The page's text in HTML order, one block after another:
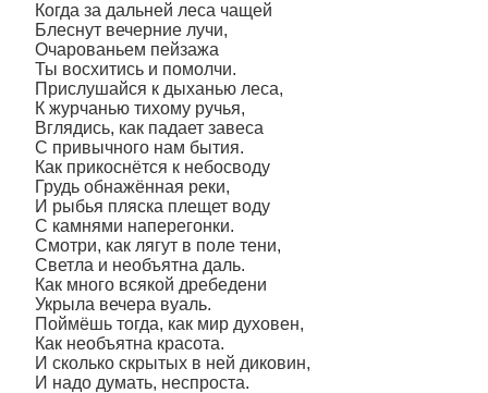
Когда за дальней леса чащей
Блеснут вечерние лучи,
Очарованьем пейзажа
Ты восхитись и помолчи.
Прислушайся к дыханью леса,
К журчанью тихому ручья,
Вглядись, как падает завеса
С привычного нам бытия.
Как прикоснётся к небосводу
Грудь обнажённая реки,
И рыбья пляска плещет воду
С камнями наперегонки.
Смотри, как лягут в поле тени,
Светла и необъятна даль.
Как много всякой дребедени
Укрыла вечера вуаль.
Поймёшь тогда, как мир духовен,
Как необъятна красота.
И сколько скрытых в ней диковин,
И надо думать, неспроста.